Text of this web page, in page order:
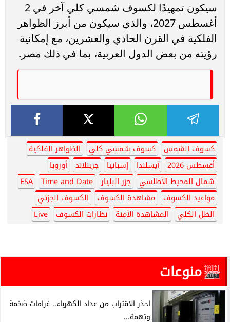
سيكون تمهيدًا لكسوف شمسي كلي آخر في 2
أغسطس 2027، والذي سيكون من أبرز الظواهر
الفلكية في القرن الحادي والعشرين، مع إمكانية
رؤيته من بعض الدول العربية، بما في ذلك مصر.
كسوف الشمس كسوف شمسي كلي
الظواهر الفلكية
أغسطس 2026
آيسلندا إسبانيا جرينلاند
أوروبا
شمال المحيط الأطلسي
جزر البليار Time and Date
ESA
مواعيد الكسوف
مشاهدة الكسوف
الكسوف الجزئي
الظل الكلي
المشاهدة الآمنة نظارات الكسوف Live
منوعات
احذر الاقتراب من عداد الكهرباء.. غرامات ضخمة
وتهمة...